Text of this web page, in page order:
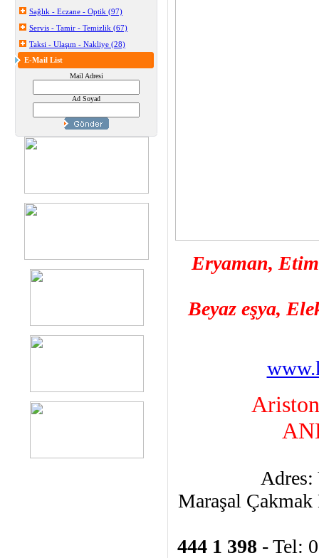
Sağlık - Eczane - Optik (97)
Servis - Tamir - Temizlik (67)
Taksi - Ulaşım - Nakliye (28)
E-Mail List
Mail Adresi
Ad Soyad
Eryaman,
Beyaz eşya,
Ariston
Adres:
Maraşal
444 1 398 - Tel: